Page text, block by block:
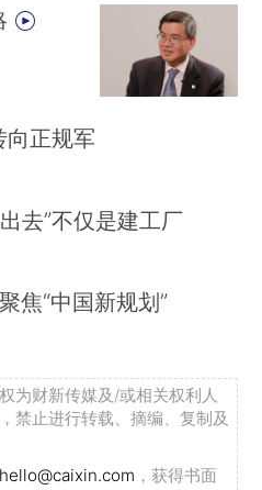
向正规军
去”不仅是建工厂
焦“中国新规划”
为财新传媒及/或相关权利人
禁止进行转载、摘编、复制及
hello@caixin.com ，获得书面